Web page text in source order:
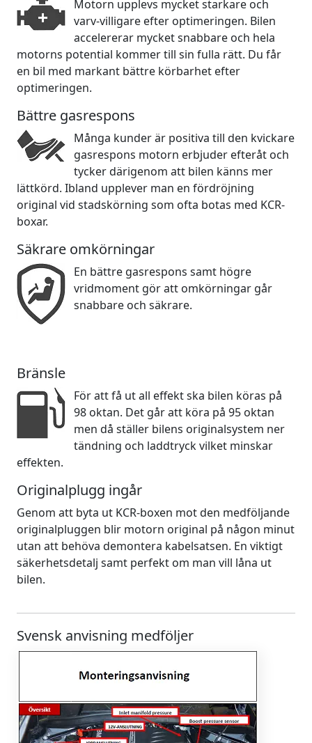
Motorn upplevs mycket starkare och
varv-villigare efter optimeringen. Bilen
accelererar mycket snabbare och hela
motorns potential kommer till sin fulla rätt. Du får
en bil med markant bättre körbarhet efter
optimeringen.
Bättre gasrespons
Många kunder är positiva till den kvickare
gasrespons motorn erbjuder efteråt och
tycker därigenom att bilen känns mer
lättkörd. Ibland upplever man en fördröjning
original vid stadskörning som ofta botas med KCR-
boxar.
Säkrare omkörningar
En bättre gasrespons samt högre
vridmoment gör att omkörningar går
snabbare och säkrare.
Bränsle
För att få ut all effekt ska bilen köras på
98 oktan. Det går att köra på 95 oktan
men då ställer bilens originalsystem ner
tändning och laddtryck vilket minskar
effekten.
Originalplugg ingår
Genom att byta ut KCR-boxen mot den medföljande
originalpluggen blir motorn original på någon minut
utan att behöva demontera kabelsatsen. En viktigt
säkerhetsdetalj samt perfekt om man vill låna ut
bilen.
Svensk anvisning medföljer